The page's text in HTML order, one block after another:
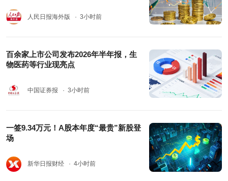
人民日报海外版 · 3小时前
百余家上市公司发布2026年半年报，生
物医药等行业现亮点
中国证券报 · 3小时前
一签9.34万元！A股本年度“最贵”新股登
场
新华日报财经 · 4小时前